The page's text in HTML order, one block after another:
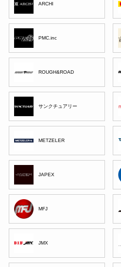
ARCHI
PMC.inc
ROUGH&ROAD
サンクチュアリー
METZELER
JAPEX
MFJ
JMX